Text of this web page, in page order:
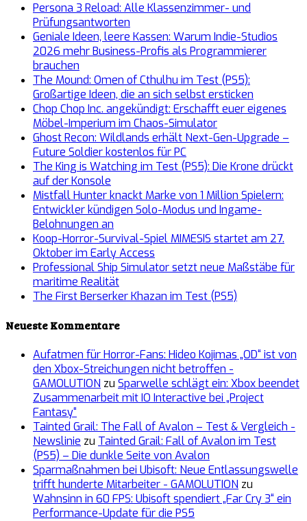
Persona 3 Reload: Alle Klassenzimmer- und
Prüfungsantworten
Geniale Ideen, leere Kassen: Warum Indie-Studios
2026 mehr Business-Profis als Programmierer
brauchen
The Mound: Omen of Cthulhu im Test (PS5):
Großartige Ideen, die an sich selbst ersticken
Chop Chop Inc. angekündigt: Erschafft euer eigenes
Möbel-Imperium im Chaos-Simulator
Ghost Recon: Wildlands erhält Next-Gen-Upgrade –
Future Soldier kostenlos für PC
The King is Watching im Test (PS5): Die Krone drückt
auf der Konsole
Mistfall Hunter knackt Marke von 1 Million Spielern:
Entwickler kündigen Solo-Modus und Ingame-
Belohnungen an
Koop-Horror-Survival-Spiel MIMESIS startet am 27.
Oktober im Early Access
Professional Ship Simulator setzt neue Maßstäbe für
maritime Realität
The First Berserker Khazan im Test (PS5)
Neueste Kommentare
Aufatmen für Horror-Fans: Hideo Kojimas „OD“ ist von
den Xbox-Streichungen nicht betroffen -
GAMOLUTION zu Sparwelle schlägt ein: Xbox beendet
Zusammenarbeit mit IO Interactive bei „Project
Fantasy“
Tainted Grail: The Fall of Avalon – Test & Vergleich -
Newslinie zu Tainted Grail: Fall of Avalon im Test
(PS5) – Die dunkle Seite von Avalon
Sparmaßnahmen bei Ubisoft: Neue Entlassungswelle
trifft hunderte Mitarbeiter - GAMOLUTION zu
Wahnsinn in 60 FPS: Ubisoft spendiert „Far Cry 3“ ein
Performance-Update für die PS5